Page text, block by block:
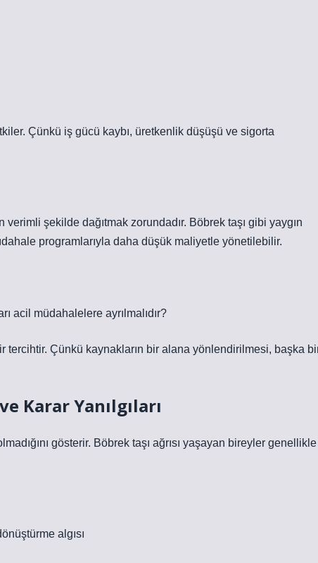
Çünkü iş gücü kaybı, üretkenlik düşüşü ve sigorta
şekilde dağıtmak zorundadır. Böbrek taşı gibi yaygın
programlarıyla daha düşük maliyetle yönetilebilir.
acil müdahalelere ayrılmalıdır?
tercihtir. Çünkü kaynakların bir alana yönlendirilmesi, başka
Karar Yanılgıları
gösterir. Böbrek taşı ağrısı yaşayan bireyler genellikle
algısı